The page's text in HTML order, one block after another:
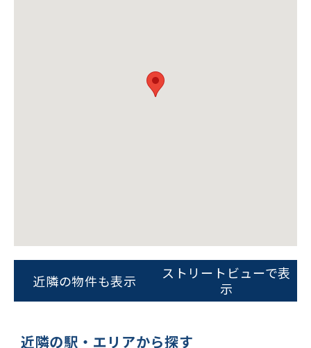
ビルコード：172272
をお伝えいただくと
近隣の物件も表示
ストリートビューで表
示
近隣の駅・エリアから探す